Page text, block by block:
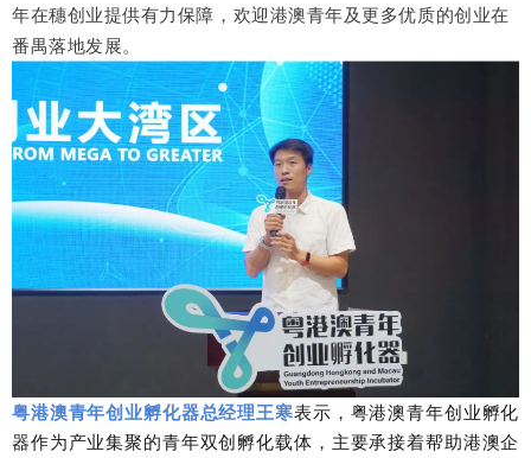
年在穗创业提供有力保障，欢迎港澳青年及更多优质的创业在
番禺落地发展。
粤港澳青年创业孵化器总经理王寒表示，粤港澳青年创业孵化
器作为产业集聚的青年双创孵化载体，主要承接着帮助港澳企